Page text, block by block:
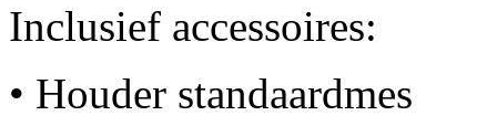
Inclusief accessoires:
• Houder standaardmes